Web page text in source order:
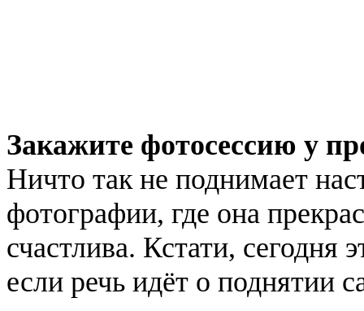
Закажите фотосессию у
Ничто так не поднимает
фотографии, где она
счастлива. Кстати, сегодня
если речь идёт о поднятии